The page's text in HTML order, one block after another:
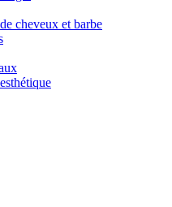
cheveux et barbe